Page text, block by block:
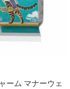
ーム マナーウェ